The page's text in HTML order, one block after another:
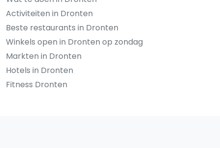
Activiteiten in Dronten
Beste restaurants in Dronten
Winkels open in Dronten op zondag
Markten in Dronten
Hotels in Dronten
Fitness Dronten